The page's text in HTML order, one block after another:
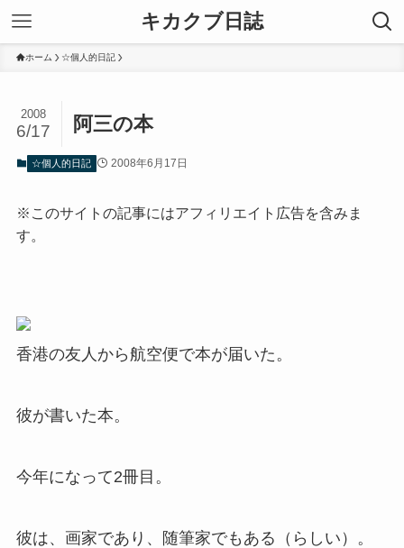
キカクブ日誌
ホーム ☆個人的日記
阿三の本
2008
6/17
☆個人的日記 2008年6月17日
※このサイトの記事にはアフィリエイト広告を含みま
す。
香港の友人から航空便で本が届いた。
彼が書いた本。
今年になって2冊目。
彼は、画家であり、随筆家でもある（らしい）。